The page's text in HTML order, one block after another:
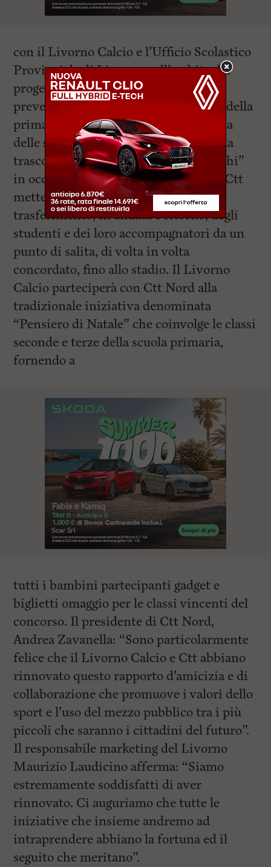
con il Livorno Calcio e l’Ufficio Scolastico
Provinciale di Livorno nell’ambito del
progetto “Classi in Campo” che
prevede una visita di alcuni giocatori della
prima squadra presso la sede scolastica
delle scuole coinvolte e una giornata da
trascorrere allo stadio “Armando Picchi”
in occasione di una partita casalinga. Ctt
metterà a disposizione un bus per il
trasferimento, in andata e ritorno, degli
studenti e dei loro accompagnatori da un
punto di salita, di volta in volta
concordato, fino allo stadio. Il Livorno
Calcio parteciperà con Ctt Nord alla
tradizionale iniziativa denominata
“Pensiero di Natale” che coinvolge le classi
seconde e terze della scuola primaria,
fornendo a
tutti i bambini partecipanti gadget e
biglietti omaggio per le classi vincenti del
concorso. Il presidente di Ctt Nord,
Andrea Zavanella: “Sono particolarmente
felice che il Livorno Calcio e Ctt abbiano
rinnovato questo rapporto d’amicizia e di
collaborazione che promuove i valori dello
sport e l’uso del mezzo pubblico tra i più
piccoli che saranno i cittadini del futuro”.
Il responsabile marketing del Livorno
Maurizio Laudicino afferma: “Siamo
estremamente soddisfatti di aver
rinnovato. Ci auguriamo che tutte le
iniziative che insieme andremo ad
intraprendere abbiano la fortuna ed il
seguito che meritano”.